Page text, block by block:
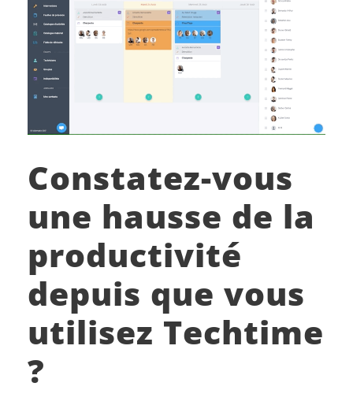
Constatez-vous
une hausse de la
productivité
depuis que vous
utilisez Techtime
?